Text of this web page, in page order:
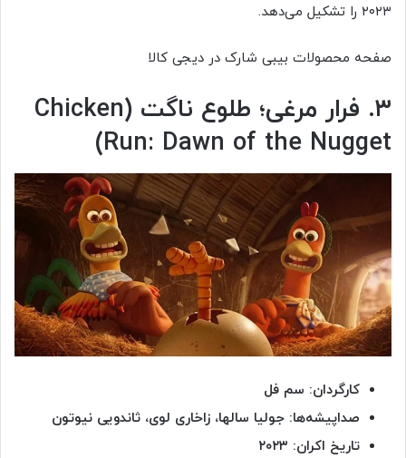
۲۰۲۳ را تشکیل می‌دهد.
صفحه محصولات بیبی شارک در دیجی کالا
۳. فرار مرغی؛ طلوع ناگت (Chicken
Run: Dawn of the Nugget)
کارگردان: سم فل
صداپیشه‌ها: جولیا سالها، زاخاری لوی، ثاندویی نیوتون
تاریخ اکران: ۲۰۲۳